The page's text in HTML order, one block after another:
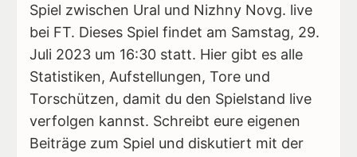
Spiel zwischen Ural und Nizhny Novg. live
bei FT. Dieses Spiel findet am Samstag, 29.
Juli 2023 um 16:30 statt. Hier gibt es alle
Statistiken, Aufstellungen, Tore und
Torschützen, damit du den Spielstand live
verfolgen kannst. Schreibt eure eigenen
Beiträge zum Spiel und diskutiert mit der